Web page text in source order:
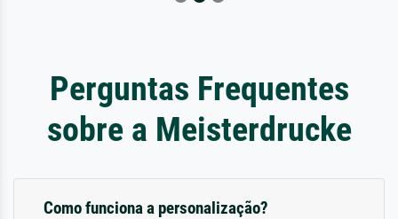
Perguntas Frequentes
sobre a Meisterdrucke
Como funciona a personalização?